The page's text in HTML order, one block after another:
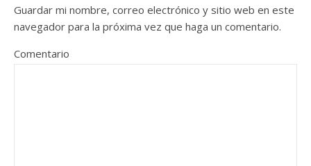
Guardar mi nombre, correo electrónico y sitio web en este
navegador para la próxima vez que haga un comentario.
Comentario